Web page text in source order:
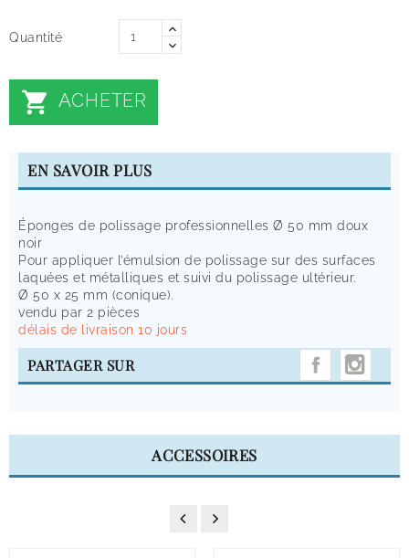
Quantité
 ACHETER
EN SAVOIR PLUS
Éponges de polissage professionnelles Ø 50 mm doux
noir
Pour appliquer l’émulsion de polissage sur des surfaces
laquées et métalliques et suivi du polissage ultérieur.
Ø 50 x 25 mm (conique).
vendu par 2 pièces
délais de livraison 10 jours
PARTAGER SUR
ACCESSOIRES